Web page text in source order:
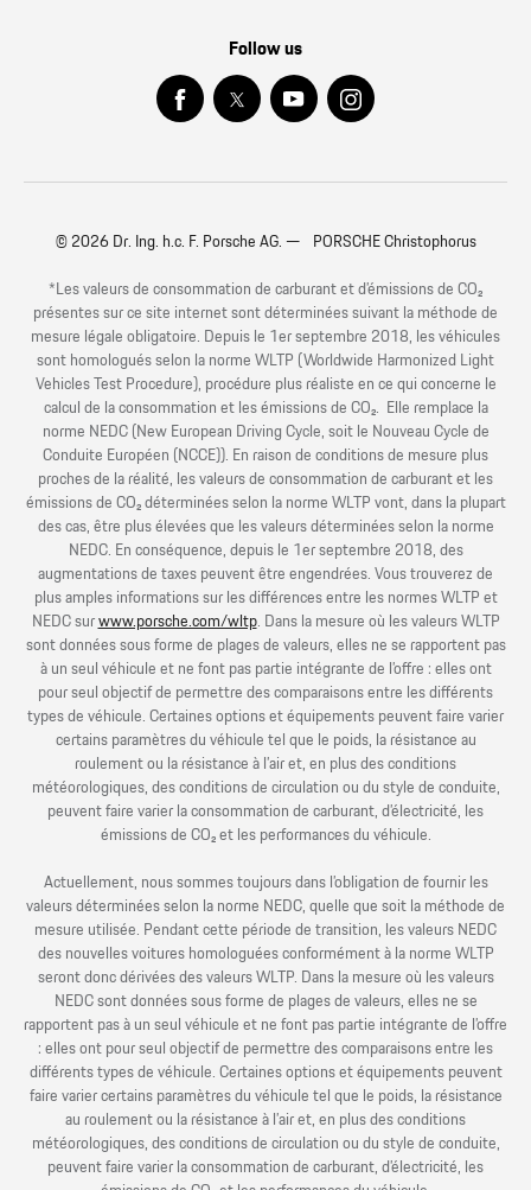
Follow us
© 2026 Dr. Ing. h.c. F. Porsche AG. — PORSCHE Christophorus
*Les valeurs de consommation de carburant et d’émissions de CO₂
présentes sur ce site internet sont déterminées suivant la méthode de
mesure légale obligatoire. Depuis le 1er septembre 2018, les véhicules
sont homologués selon la norme WLTP (Worldwide Harmonized Light
Vehicles Test Procedure), procédure plus réaliste en ce qui concerne le
calcul de la consommation et les émissions de CO₂. Elle remplace la
norme NEDC (New European Driving Cycle, soit le Nouveau Cycle de
Conduite Européen (NCCE)). En raison de conditions de mesure plus
proches de la réalité, les valeurs de consommation de carburant et les
émissions de CO₂ déterminées selon la norme WLTP vont, dans la plupart
des cas, être plus élevées que les valeurs déterminées selon la norme
NEDC. En conséquence, depuis le 1er septembre 2018, des
augmentations de taxes peuvent être engendrées. Vous trouverez de
plus amples informations sur les différences entre les normes WLTP et
NEDC surwww.porsche.com/wltp. Dans la mesure où les valeurs WLTP
sont données sous forme de plages de valeurs, elles ne se rapportent pas
à un seul véhicule et ne font pas partie intégrante de l’offre : elles ont
pour seul objectif de permettre des comparaisons entre les différents
types de véhicule. Certaines options et équipements peuvent faire varier
certains paramètres du véhicule tel que le poids, la résistance au
roulement ou la résistance à l’air et, en plus des conditions
météorologiques, des conditions de circulation ou du style de conduite,
peuvent faire varier la consommation de carburant, d’électricité, les
émissions de CO₂ et les performances du véhicule.
Actuellement, nous sommes toujours dans l’obligation de fournir les
valeurs déterminées selon la norme NEDC, quelle que soit la méthode de
mesure utilisée. Pendant cette période de transition, les valeurs NEDC
des nouvelles voitures homologuées conformément à la norme WLTP
seront donc dérivées des valeurs WLTP. Dans la mesure où les valeurs
NEDC sont données sous forme de plages de valeurs, elles ne se
rapportent pas à un seul véhicule et ne font pas partie intégrante de l’offre
: elles ont pour seul objectif de permettre des comparaisons entre les
différents types de véhicule. Certaines options et équipements peuvent
faire varier certains paramètres du véhicule tel que le poids, la résistance
au roulement ou la résistance à l’air et, en plus des conditions
météorologiques, des conditions de circulation ou du style de conduite,
peuvent faire varier la consommation de carburant, d’électricité, les